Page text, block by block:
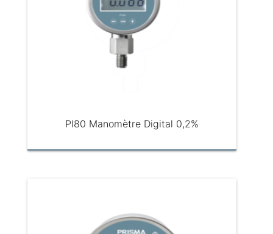
PI80 Manomètre Digital 0,2%